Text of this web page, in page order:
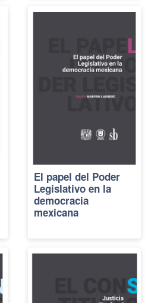
El papel del Poder
Legislativo en la
democracia
mexicana